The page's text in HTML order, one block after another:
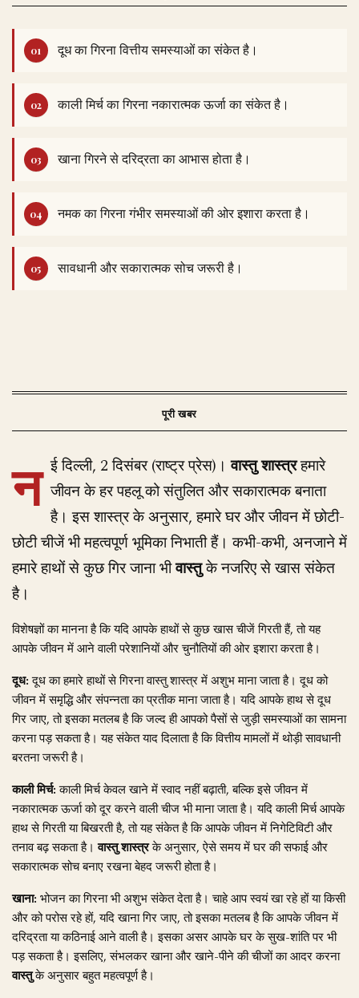
दूध का गिरना वित्तीय समस्याओं का संकेत है।
काली मिर्च का गिरना नकारात्मक ऊर्जा का संकेत है।
खाना गिरने से दरिद्रता का आभास होता है।
नमक का गिरना गंभीर समस्याओं की ओर इशारा करता है।
सावधानी और सकारात्मक सोच जरूरी है।
न ई दिल्ली, 2 दिसंबर (राष्ट्र प्रेस)।वास्तु शास्त्रहमारे
जीवन के हर पहलू को संतुलित और सकारात्मक बनाता
है। इस शास्त्र के अनुसार, हमारे घर और जीवन में छोटी-
छोटी चीजें भी महत्वपूर्ण भूमिका निभाती हैं। कभी-कभी, अनजाने में
हमारे हाथों से कुछ गिर जाना भीवास्तुके नजरिए से खास संकेत
है।
विशेषज्ञों का मानना है कि यदि आपके हाथों से कुछ खास चीजें गिरती हैं, तो यह
आपके जीवन में आने वाली परेशानियों और चुनौतियों की ओर इशारा करता है।
दूध:दूध का हमारे हाथों से गिरना वास्तु शास्त्र में अशुभ माना जाता है। दूध को
जीवन में समृद्धि और संपन्नता का प्रतीक माना जाता है। यदि आपके हाथ से दूध
गिर जाए, तो इसका मतलब है कि जल्द ही आपको पैसों से जुड़ी समस्याओं का सामना
करना पड़ सकता है। यह संकेत याद दिलाता है कि वित्तीय मामलों में थोड़ी सावधानी
बरतना जरूरी है।
काली मिर्च:काली मिर्च केवल खाने में स्वाद नहीं बढ़ाती, बल्कि इसे जीवन में
नकारात्मक ऊर्जा को दूर करने वाली चीज भी माना जाता है। यदि काली मिर्च आपके
हाथ से गिरती या बिखरती है, तो यह संकेत है कि आपके जीवन में निगेटिविटी और
तनाव बढ़ सकता है।वास्तु शास्त्रके अनुसार, ऐसे समय में घर की सफाई और
सकारात्मक सोच बनाए रखना बेहद जरूरी होता है।
खाना: भोजन का गिरना भी अशुभ संकेत देता है। चाहे आप स्वयं खा रहे हों या किसी
और को परोस रहे हों, यदि खाना गिर जाए, तो इसका मतलब है कि आपके जीवन में
दरिद्रता या कठिनाई आने वाली है। इसका असर आपके घर के सुख-शांति पर भी
पड़ सकता है। इसलिए, संभलकर खाना और खाने-पीने की चीजों का आदर करना
वास्तुके अनुसार बहुत महत्वपूर्ण है।